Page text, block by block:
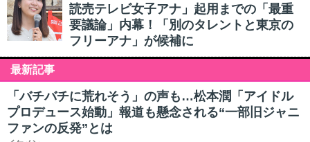
読売テレビ女子アナ」起用までの「最重
要議論」内幕！「別のタレントと東京の
フリーアナ」が候補に
最新記事
「バチバチに荒れそう」の声も…松本潤「アイドル
プロデュース始動」報道も懸念される“一部旧ジャニ
ファンの反発”とは